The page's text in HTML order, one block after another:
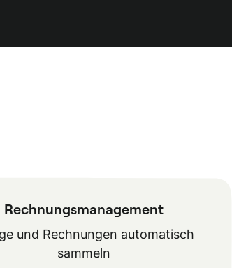
Rechnungsmanagement
und Rechnungen automatisch
sammeln